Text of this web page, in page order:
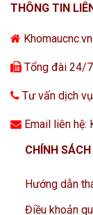
THÔNG TIN
Khomaucnc.vn
Tổng đài 24/
Tư vấn dịch
Email liên hệ:
CHÍNH SÁCH
Hướng dẫn
Điều khoản